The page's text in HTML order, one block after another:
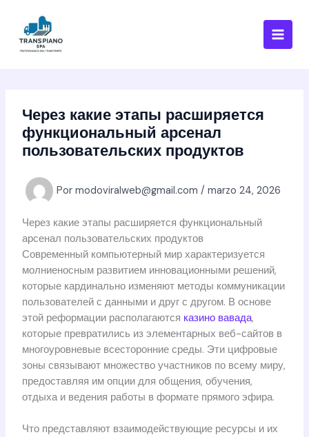
contenido
Через какие этапы расширяется
функциональный арсенал
пользовательских продуктов
Por modoviralweb@gmail.com / marzo 24, 2026
Через какие этапы расширяется функциональный
арсенал пользовательских продуктов
Современный компьютерный мир характеризуется
молниеносным развитием инновационными решений,
которые кардинально изменяют методы коммуникации
пользователей с данными и друг с другом. В основе
этой реформации располагаются казино вавада,
которые превратились из элементарных веб-сайтов в
многоуровневые всесторонние среды. Эти цифровые
зоны связывают множество участников по всему миру,
предоставляя им опции для общения, обучения,
отдыха и ведения работы в формате прямого эфира.
Что представляют взаимодействующие ресурсы и их